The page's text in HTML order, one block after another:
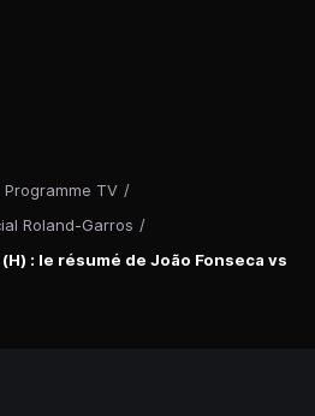
Programme TV /
Roland-Garros /
: le résumé de João Fonseca vs